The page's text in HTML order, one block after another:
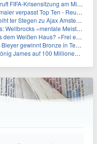
Krisensitzung am Mittwoch ein
verpasst Top Ten - Reusser siegt
Stegen zu Ajax Amsterdam aus
«mentale Meisterleistung»
Weißen Haus? «Frei erfunden»
gewinnt Bronze in Technischer Kür
auf 100 Millionen verzichtet